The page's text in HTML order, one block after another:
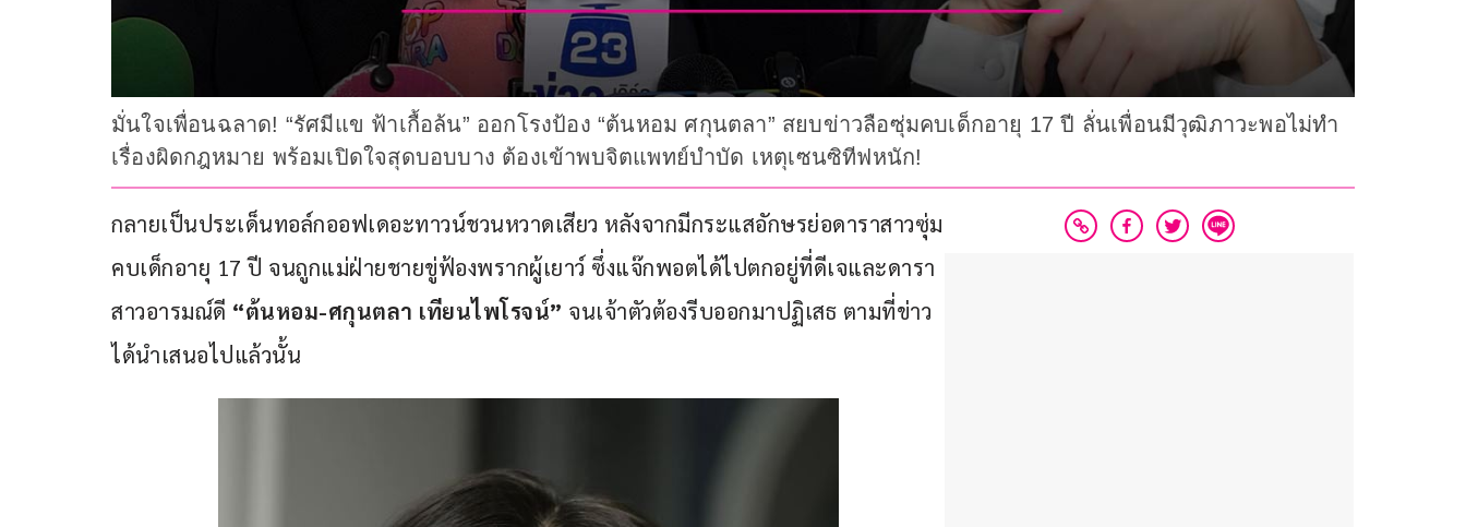
มั่นใจเพื่อนฉลาด! “รัศมีแข ฟ้าเกื้อล้น” ออกโรงป้อง “ต้นหอม ศกุนตลา” สยบข่าวลือซุ่มคบเด็กอายุ 17 ปี ลั่นเพื่อนมีวุฒิภาวะพอไม่ทำ
เรื่องผิดกฎหมาย พร้อมเปิดใจสุดบอบบาง ต้องเข้าพบจิตแพทย์บำบัด เหตุเซนซิทีฟหนัก!
กลายเป็นประเด็นทอล์กออฟเดอะทาวน์ชวนหวาดเสียว หลังจากมีกระแสอักษรย่อดาราสาวซุ่ม
คบเด็กอายุ 17 ปี จนถูกแม่ฝ่ายชายขู่ฟ้องพรากผู้เยาว์ ซึ่งแจ๊กพอตได้ไปตกอยู่ที่ดีเจและดารา
สาวอารมณ์ดี “ต้นหอม-ศกุนตลา เทียนไพโรจน์” จนเจ้าตัวต้องรีบออกมาปฏิเสธ ตามที่ข่าว
ได้นำเสนอไปแล้วนั้น